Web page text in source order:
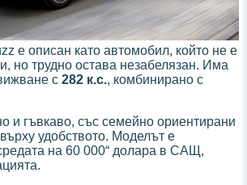
е описан като автомобил, който не е
но трудно остава незабелязан. Има
с 282 к.с., комбинирано с
и гъвкаво, със семейно ориентирани
удобството. Моделът е
на 60 000“ долара в САЩ,